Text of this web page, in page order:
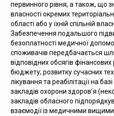
первинного рівня, а також, що
власності окремих
області або у їхній спільній
Забезпечення подальшого
безоплатності медичної
споживачів передбачається
відповідних обсягів
бюджету; розвитку сучасних
лікування та реабілітації на
закладів охорони здоров’я
закладів обласного
взаємодії із медичними